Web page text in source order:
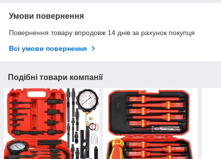
Умови повернення
Повернення товару впродовж 14 днів за рахунок покупця
Всі умови повернення
Подібні товари компанії